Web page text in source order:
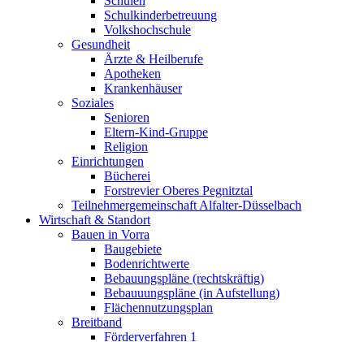
Schulkinderbetreuung
Volkshochschule
Gesundheit
Ärzte & Heilberufe
Apotheken
Krankenhäuser
Soziales
Senioren
Eltern-Kind-Gruppe
Religion
Einrichtungen
Bücherei
Forstrevier Oberes Pegnitztal
Teilnehmergemeinschaft Alfalter-Düsselbach
Wirtschaft & Standort
Bauen in Vorra
Baugebiete
Bodenrichtwerte
Bebauungspläne (rechtskräftig)
Bebauuungspläne (in Aufstellung)
Flächennutzungsplan
Breitband
Förderverfahren 1